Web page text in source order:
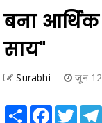
बना
साय"
Surabhi जून
Share Facebook